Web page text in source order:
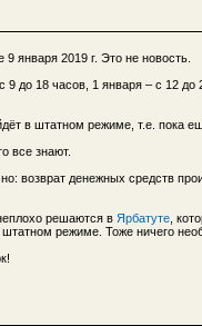
января 2019 г. Это не новость.
9 до 18 часов, 1 января – с 12
в штатном режиме, т.е. пока
все знают.
возврат денежных средств
решаются в Ярбатуте,
режиме. Тоже ничего